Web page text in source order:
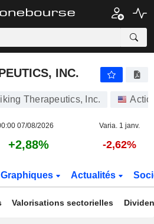
INC.
INC.
Therapeutics, Inc.
07/08/2026 Varia. 1 janv.
+2,88% -2,62%
Graphiques Actualités
Valorisations sectorielles